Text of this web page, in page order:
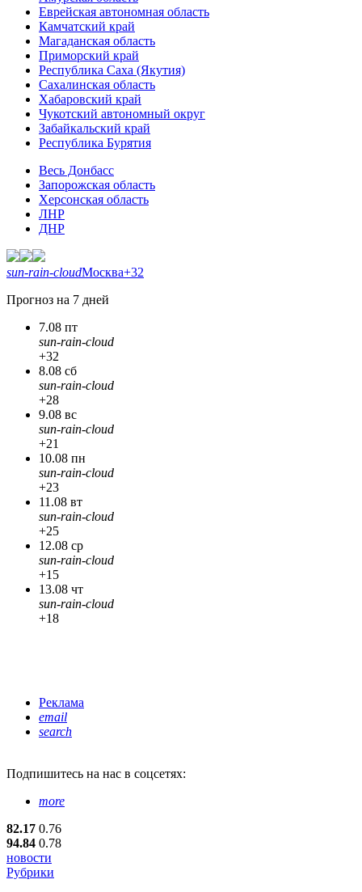
Еврейская автономная область
Камчатский край
Магаданская область
Приморский край
Республика Саха (Якутия)
Сахалинская область
Хабаровский край
Чукотский автономный округ
Забайкальский край
Республика Бурятия
Весь Донбасс
Запорожская область
Херсонская область
ЛНР
ДНР
sun-rain-cloudМосква+32
Прогноз на 7 дней
7.08 пт
sun-rain-cloud
+32
8.08 сб
sun-rain-cloud
+28
9.08 вс
sun-rain-cloud
+21
10.08 пн
sun-rain-cloud
+23
11.08 вт
sun-rain-cloud
+25
12.08 ср
sun-rain-cloud
+15
13.08 чт
sun-rain-cloud
+18
Реклама
email
search
Подпишитесь на нас в соцсетях:
more
82.17 0.76
94.84 0.78
новости
Рубрики